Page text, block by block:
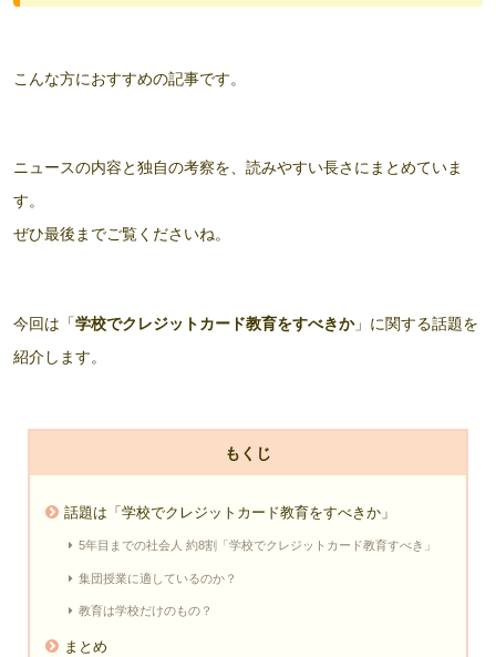
こんな方におすすめの記事です。
ニュースの内容と独自の考察を、読みやすい長さにまとめていま
す。
ぜひ最後までご覧くださいね。
今回は「学校でクレジットカード教育をすべきか」に関する話題を
紹介します。
もくじ
話題は「学校でクレジットカード教育をすべきか」
5年目までの社会人 約8割「学校でクレジットカード教育すべき」
集団授業に適しているのか？
教育は学校だけのもの？
まとめ